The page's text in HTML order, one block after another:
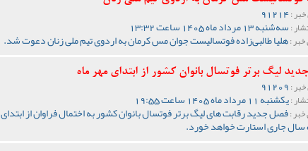
:
91214
:سه‌شنبه 13 مرداد ماه 1405 ساعت 13:32
:هلیا طالبی‌زاده فوتسالیست جوان مس کرمان به اردوی تیم ملی زنان دعوت شد.
لیگ برتر فوتسال بانوان کشور از ابتدای مهر ماه
:
:یکشنبه 11 مرداد ماه 1405 ساعت 19:55
:فصل جدید رقابت های لیگ برتر فوتسال بانوان کشور به اختمال فراوان از ابتدای
سال جاری استارت خواهد خورد.